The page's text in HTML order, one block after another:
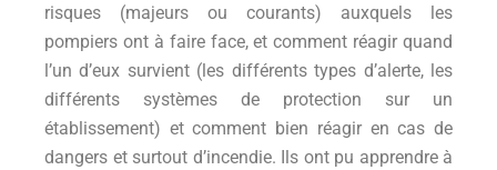
risques (majeurs ou courants) auxquels les
pompiers ont à faire face, et comment réagir quand
l’un d’eux survient (les différents types d’alerte, les
différents systèmes de protection sur un
établissement) et comment bien réagir en cas de
dangers et surtout d’incendie. Ils ont pu apprendre à